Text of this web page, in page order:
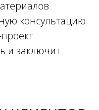
консультацию
и заключит